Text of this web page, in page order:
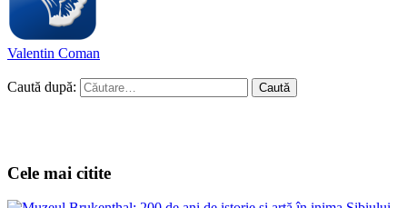
Valentin Coman
Caută după:
Cele mai citite